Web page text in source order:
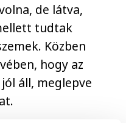
de látva,
tudtak
Közben
hogy az
áll, meglepve